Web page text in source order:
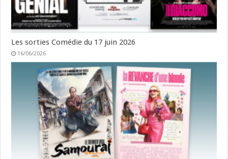
Les sorties Comédie du 17 juin 2026
16/06/2026